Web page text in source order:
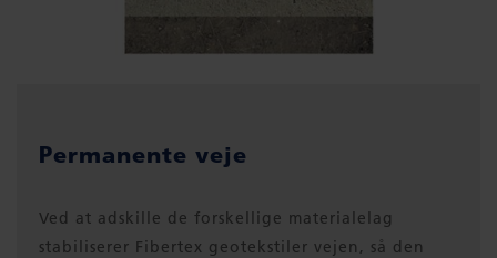
Permanente veje
Ved at adskille de forskellige materialelag
stabiliserer Fibertex geotekstiler vejen, så den